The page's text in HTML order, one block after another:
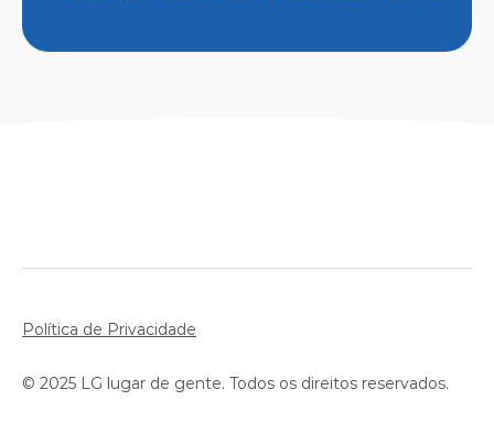
© 2025 LG lugar de gente. Todos os direitos reservados.
Política de Privacidade